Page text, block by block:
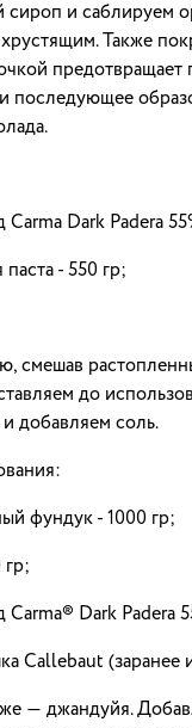
сироп и саблируем
Также
последующее
Dark Padera
- 550 гр;
смешав
до
добавляем соль.
фундук - 1000 гр;
гр;
Dark Padera
Callebaut (заранее
― джандуйя.